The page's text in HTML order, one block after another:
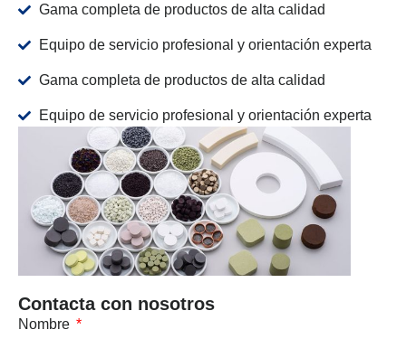
Gama completa de productos de alta calidad
Equipo de servicio profesional y orientación experta
Gama completa de productos de alta calidad
Equipo de servicio profesional y orientación experta
Contacta con nosotros
Nombre